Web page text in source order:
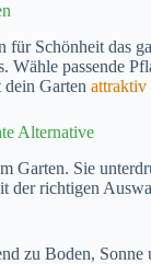
für Schönheit das
Wähle passende
Garten attraktiv
Alternative
Garten. Sie
der richtigen
zu Boden,